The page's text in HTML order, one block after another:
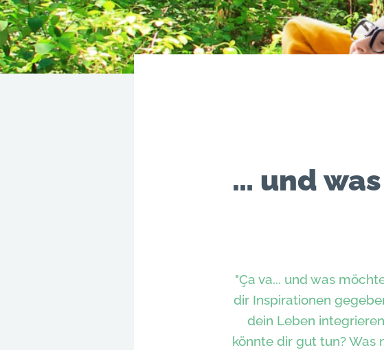
… und
"Ça va... und was
dir Inspirationen
dein Leben
könnte dir gut tun? Was